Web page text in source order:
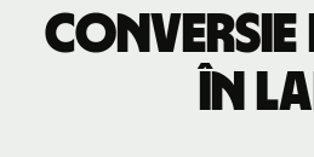
conversie
în